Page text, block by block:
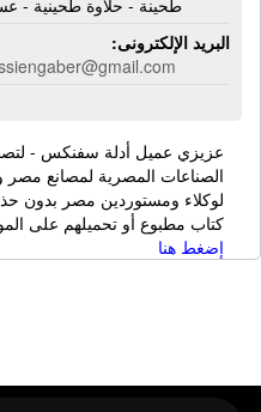
طحينة - حلاوة طحينية
البريد الإلكترونى:
عزيزي عميل أدلة سفنكس -
الصناعات المصرية لمصانع
لوكلاء ومستوردين مصر
كتاب مطبوع أو تحميلهم على
إضغط هنا